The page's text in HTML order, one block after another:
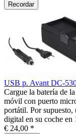
Recordar
USB p. Avant DC-
Cargue la batería de
móvil con puerto
portátil. Por supuesto,
digital en su coche en
€ 24,00 *